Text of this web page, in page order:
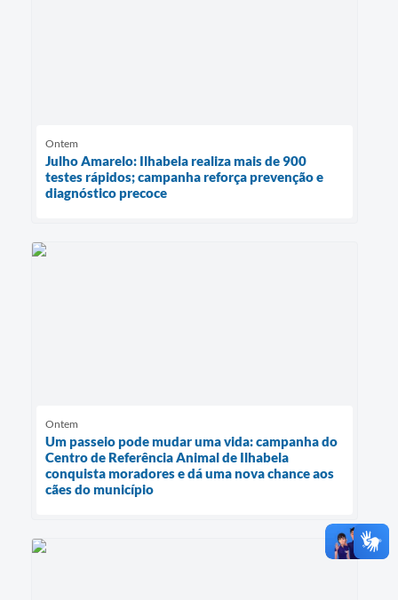
Ontem
Julho Amarelo: Ilhabela realiza mais de 900
testes rápidos; campanha reforça prevenção e
diagnóstico precoce
Ontem
Um passeio pode mudar uma vida: campanha do
Centro de Referência Animal de Ilhabela
conquista moradores e dá uma nova chance aos
cães do município